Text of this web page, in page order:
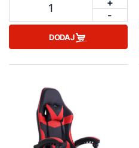
1
-
DODAJ